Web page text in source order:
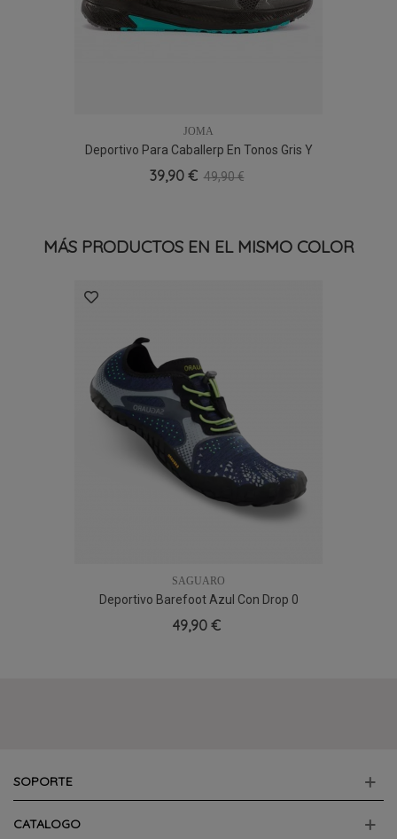
JOMA
Deportivo Para Caballerp En Tonos Gris Y
Negro
39,90 € 49,90 €
MÁS PRODUCTOS EN EL MISMO COLOR
SAGUARO
Deportivo Barefoot Azul Con Drop 0
Saguaro Fast I, Natural
49,90 €
SOPORTE
CATALOGO